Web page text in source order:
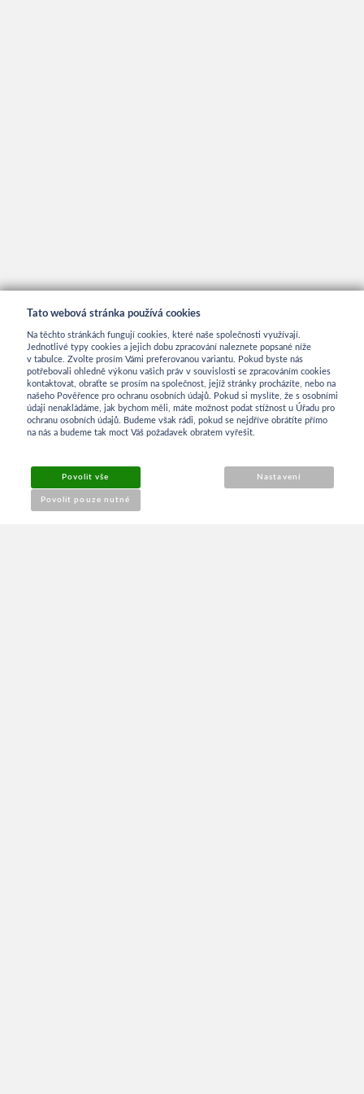
INFORMACE
Reklamace
Tato webová stránka používá cookies
Na těchto stránkách fungují cookies, které naše společnosti využívají.
Jednotlivé typy cookies a jejich dobu zpracování naleznete popsané níže
v tabulce. Zvolte prosím Vámi preferovanou variantu. Pokud byste nás
potřebovali ohledně výkonu vašich práv v souvislosti se zpracováním cookies
kontaktovat, obraťte se prosím na společnost, jejíž stránky procházíte, nebo na
našeho Pověřence pro ochranu osobních údajů. Pokud si myslíte, že s osobními
údaji nenakládáme, jak bychom měli, máte možnost podat stížnost u Úřadu pro
ochranu osobních údajů. Budeme však rádi, pokud se nejdříve obrátíte přímo
na nás a budeme tak moct Váš požadavek obratem vyřešit.
Povolit vše
Povolit pouze nutné
Nastavení